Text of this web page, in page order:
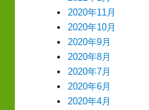
2020年11月
2020年10月
2020年9月
2020年8月
2020年7月
2020年6月
2020年4月